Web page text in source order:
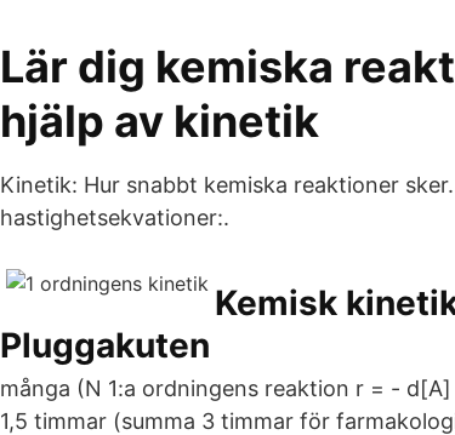
Lär dig kemiska
hjälp av kinetik
Kinetik: Hur snabbt kemiska reaktioner
hastighetsekvationer:.
Kemisk
Pluggakuten
många (N 1:a ordningens reaktion r = -
1,5 timmar (summa 3 timmar för